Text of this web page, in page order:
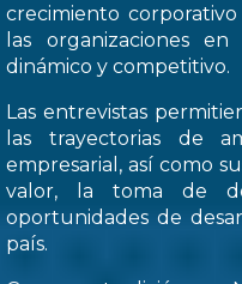
crecimiento
las organizaciones
dinámico y competitivo.
Las entrevistas
las trayectorias de
empresarial, así como
valor, la toma de
oportunidades de
país.